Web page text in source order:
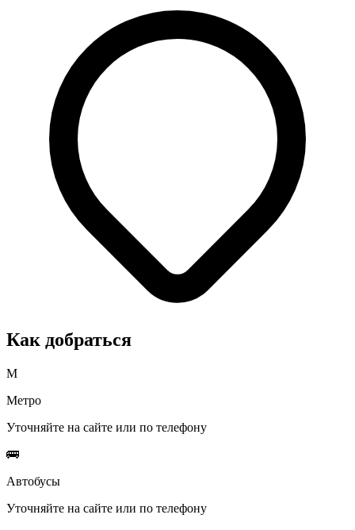
Как добраться
М
Метро
Уточняйте на сайте или по телефону
🚌
Автобусы
Уточняйте на сайте или по телефону